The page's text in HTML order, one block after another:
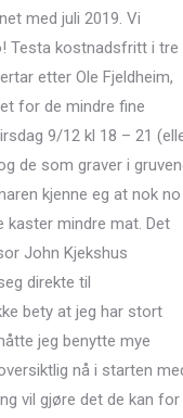
med juli 2019. Vi
Testa kostnadsfritt i tre
etter Ole Fjeldheim,
for de mindre fine
9/12 kl 18 – 21
de som graver i
kjenne eg at nok no
kaster mindre mat. Det
John Kjekshus
direkte til
bety at jeg har stort
jeg benytte mye
nå i starten
vil gjøre det de kan for